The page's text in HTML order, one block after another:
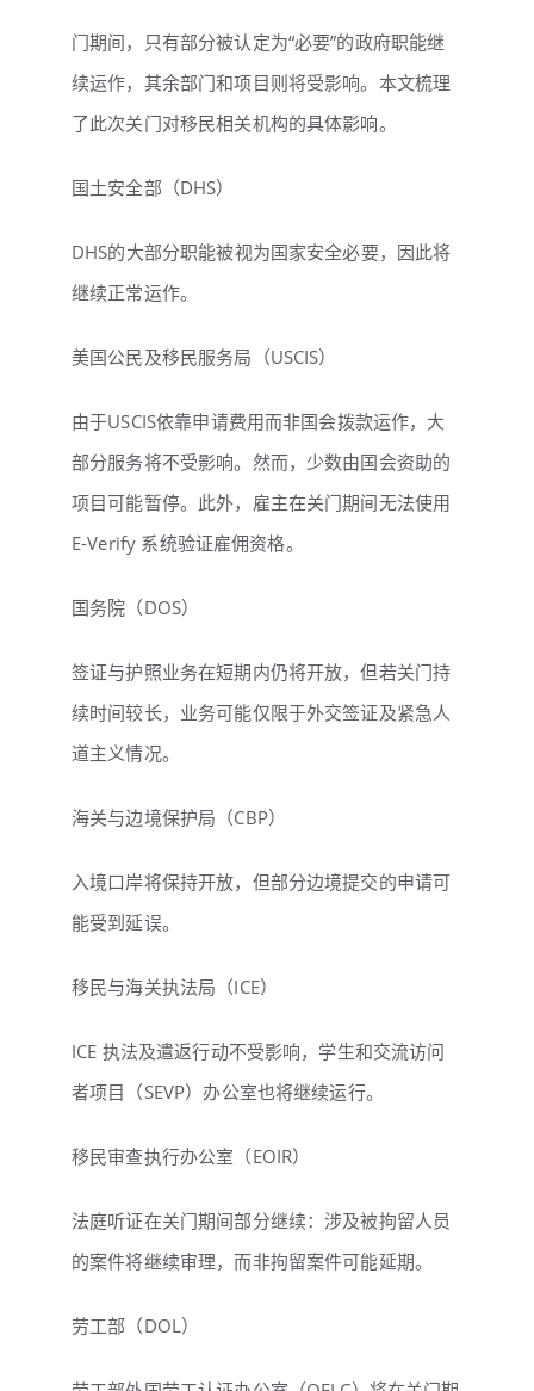
门期间，只有部分被认定为“必要”的政府职能继
续运作，其余部门和项目则将受影响。本文梳理
了此次关门对移民相关机构的具体影响。
国土安全部（DHS）
DHS的大部分职能被视为国家安全必要，因此将
继续正常运作。
美国公民及移民服务局（USCIS）
由于USCIS依靠申请费用而非国会拨款运作，大
部分服务将不受影响。然而，少数由国会资助的
项目可能暂停。此外，雇主在关门期间无法使用
E-Verify 系统验证雇佣资格。
国务院（DOS）
签证与护照业务在短期内仍将开放，但若关门持
续时间较长，业务可能仅限于外交签证及紧急人
道主义情况。
海关与边境保护局（CBP）
入境口岸将保持开放，但部分边境提交的申请可
能受到延误。
移民与海关执法局（ICE）
ICE 执法及遣返行动不受影响，学生和交流访问
者项目（SEVP）办公室也将继续运行。
移民审查执行办公室（EOIR）
法庭听证在关门期间部分继续：涉及被拘留人员
的案件将继续审理，而非拘留案件可能延期。
劳工部（DOL）